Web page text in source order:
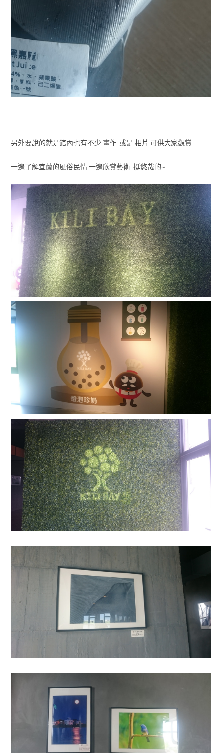
另外要說的就是館內也有不少 畫作 或是 相片 可供大家觀賞
一邊了解宜蘭的風俗民情 一邊欣賞藝術 挺悠哉的~